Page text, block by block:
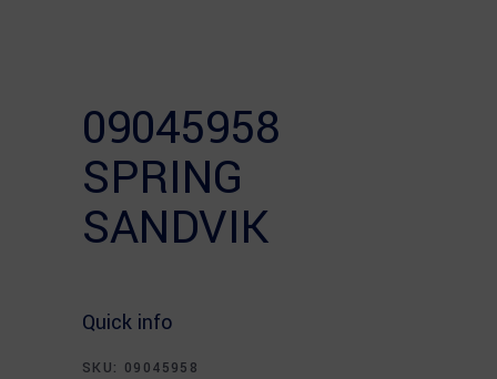
09045958
SPRING
SANDVIK
Quick info
SKU: 09045958